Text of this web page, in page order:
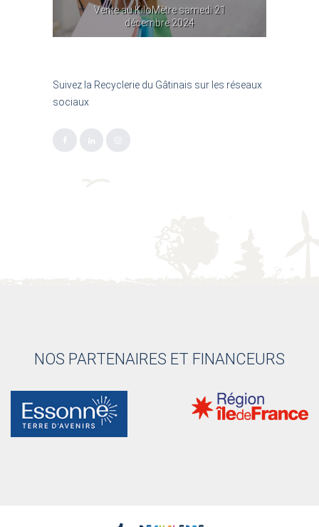
Vente au KiloMètre samedi 21
décembre 2024
Suivez la Recyclerie du Gâtinais sur les réseaux
sociaux
NOS PARTENAIRES ET FINANCEURS